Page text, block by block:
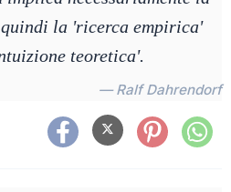
la 'ricerca empirica'
teoretica'.
— Ralf Dahrendorf